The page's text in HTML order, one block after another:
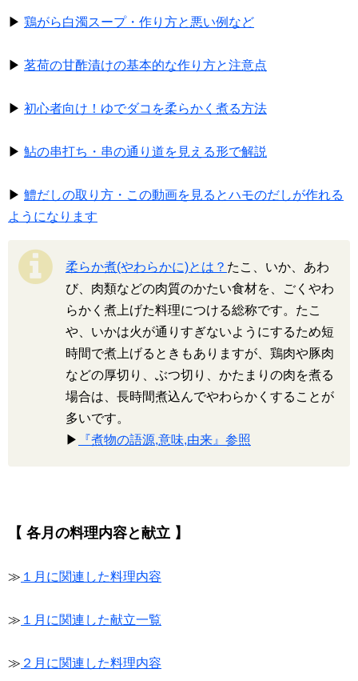
▶ 鶏がら白濁スープ・作り方と悪い例など
▶ 茗荷の甘酢漬けの基本的な作り方と注意点
▶ 初心者向け！ゆでダコを柔らかく煮る方法
▶ 鮎の串打ち・串の通り道を見える形で解説
▶ 鱧だしの取り方・この動画を見るとハモのだしが作れる
ようになります
柔らか煮(やわらかに)とは？ たこ、いか、あわ
び、肉類などの肉質のかたい食材を、ごくやわ
らかく煮上げた料理につける総称です。たこ
や、いかは火が通りすぎないようにするため短
時間で煮上げるときもありますが、鶏肉や豚肉
などの厚切り、ぶつ切り、かたまりの肉を煮る
場合は、長時間煮込んでやわらかくすることが
多いです。
▶
『煮物の語源,意味,由来』参照
【 各月の料理内容と献立 】
≫ １月に関連した料理内容
≫ １月に関連した献立一覧
≫ ２月に関連した料理内容